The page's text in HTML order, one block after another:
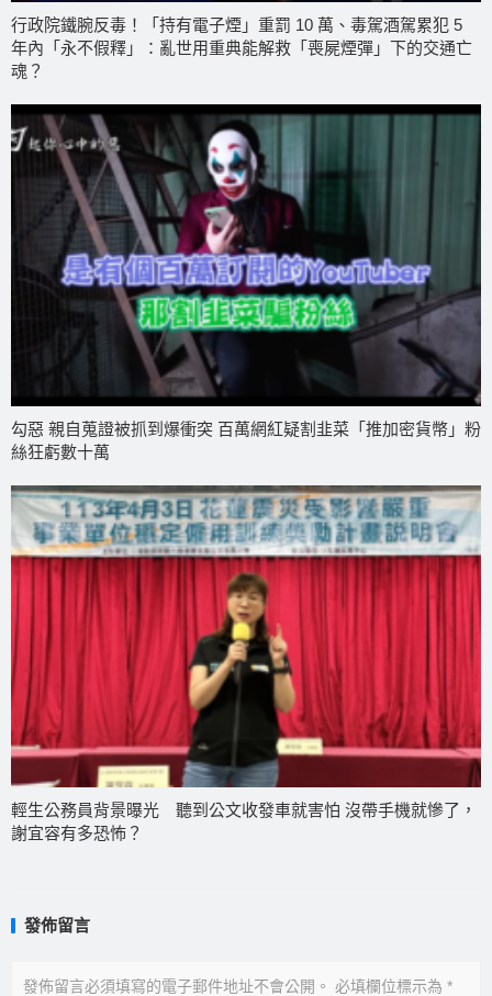
行政院鐵腕反毒！「持有電子煙」重罰 10 萬、毒駕酒駕累犯 5
年內「永不假釋」：亂世用重典能解救「喪屍煙彈」下的交通亡
魂？
勾惡 親自蒐證被抓到爆衝突 百萬網紅疑割韭菜「推加密貨幣」粉
絲狂虧數十萬
輕生公務員背景曝光 聽到公文收發車就害怕 沒帶手機就慘了，
謝宜容有多恐怖？
發佈留言
發佈留言必須填寫的電子郵件地址不會公開。 必填欄位標示為 *